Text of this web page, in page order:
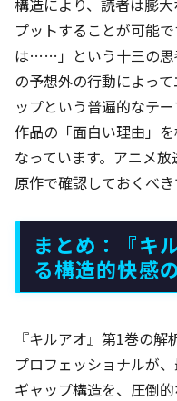
構造により、読者は膨
プットすることが可能
は……」という十三の思
の予想外の行動によっ
ップという普遍的なテ
作品の「面白い理由」
なっています。アニメ
原作で確認しておくべ
まとめ：『キ
る構造的快感
『キルアオ』第1巻の
プロフェッショナルが
ギャップ構造を、圧倒